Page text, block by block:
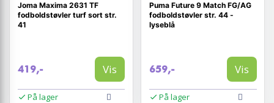
Joma Maxima 2631 TF
fodboldstøvler turf sort str.
41
419,- Vis
På lager
Puma Future 9 Match FG/AG
fodboldstøvler str. 44 -
lyseblå
659,- Vis
På lager